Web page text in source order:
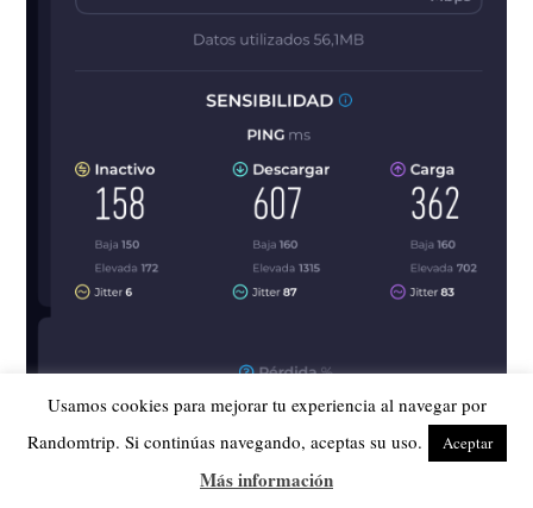
Usamos cookies para mejorar tu experiencia al navegar por
Randomtrip. Si continúas navegando, aceptas su uso.
Aceptar
Más información